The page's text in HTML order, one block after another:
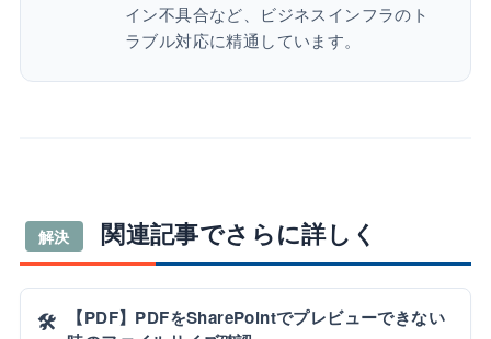
イン不具合など、ビジネスインフラのト
ラブル対応に精通しています。
解決 関連記事でさらに詳しく
🛠️
【PDF】PDFをSharePointでプレビューできない